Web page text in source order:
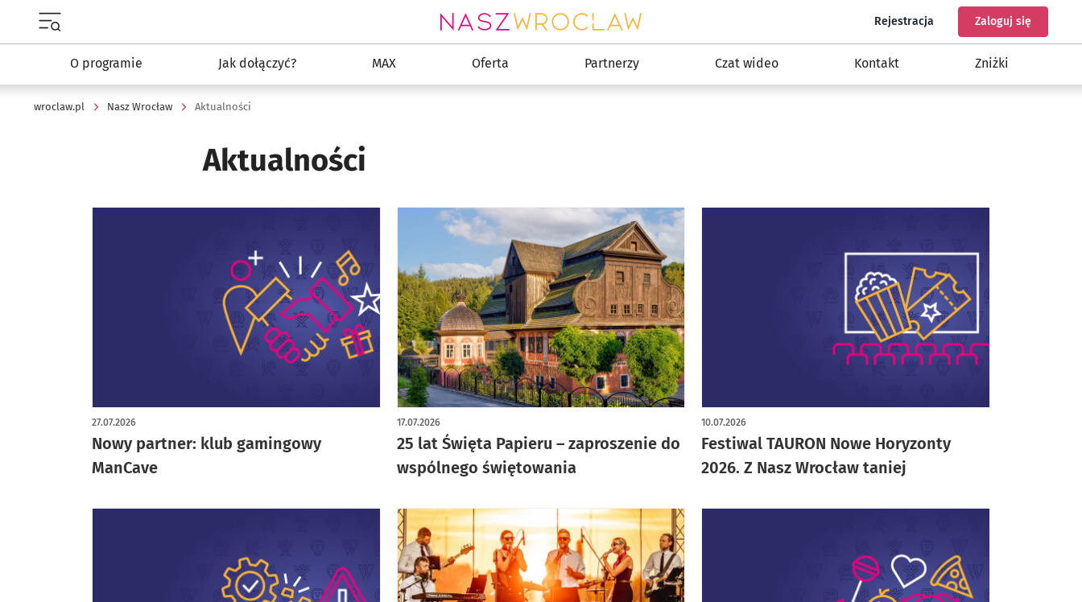
Rejestracja do programu Nasz Wrocław
Zaloguj siędo konta
O programie Jak dołączyć? MAX Oferta Partnerzy Czat wideo Kontakt Zniżki
wroclaw.pl Nasz Wrocław Aktualności
Aktualności
Nowy partner: klub gamingowy
ManCave
27.07.2026
25 lat Święta Papieru – zaproszenie do
wspólnego świętowania
17.07.2026
Festiwal TAURON Nowe Horyzonty
2026. Z Nasz Wrocław taniej
10.07.2026